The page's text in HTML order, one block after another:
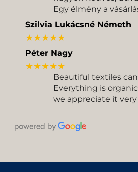
Egy élmény a
Szilvia Lukácsné Németh
★★★★★
Péter Nagy
★★★★★
Beautiful textiles
Everything is
we appreciate it